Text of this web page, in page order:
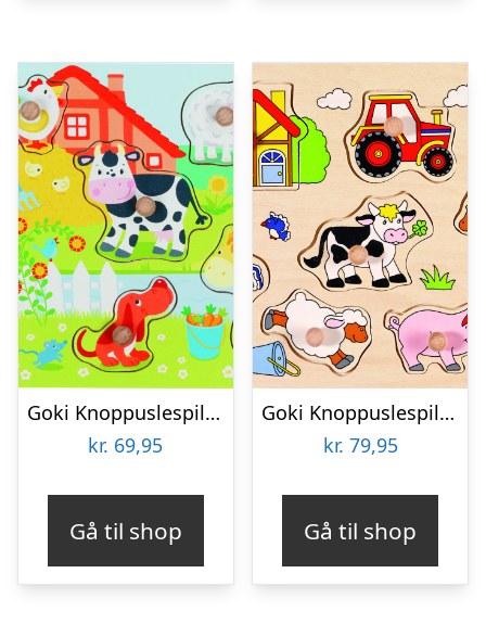
Goki Knoppuslespil – Bondegårdsdyr – Træ – 8 Brikker
kr. 69,95
Gå til shop
Goki Knoppuslespil – Bondegård – Træ – 9 Brikker
kr. 79,95
Gå til shop